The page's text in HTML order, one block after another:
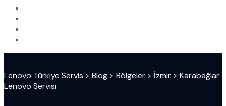
Lenovo Türkiye Servis > Blog > Bölgeler > İzmir > Karabağlar
Lenovo Servisi